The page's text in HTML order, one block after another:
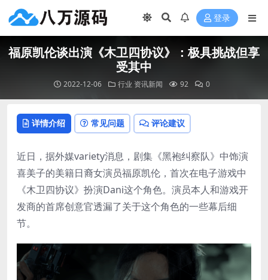
登录
福原凯伦谈出演《木卫四协议》：极具挑战但享
受其中
2022-12-06 行业 资讯新闻 92 0
详情介绍 常见问题 评论建议
近日，据外媒variety消息，剧集《黑袍纠察队》中饰演
喜美子的美籍日裔女演员福原凯伦，首次在电子游戏中
《木卫四协议》扮演Dani这个角色。演员本人和游戏开
发商的首席创意官透漏了关于这个角色的一些幕后细
节。